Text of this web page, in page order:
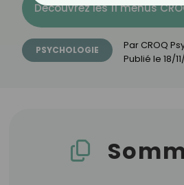
Découvrez les 11 menus
PSYCHOLOGIE Par CROQ
Publié le 18/